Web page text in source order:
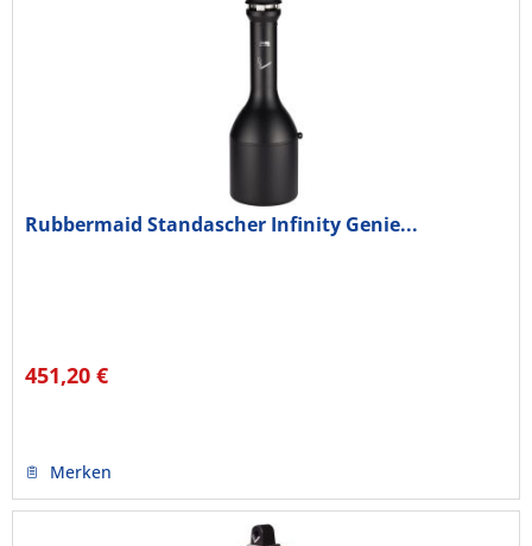
Rubbermaid Standascher Infinity Genie...
451,20 €
Merken